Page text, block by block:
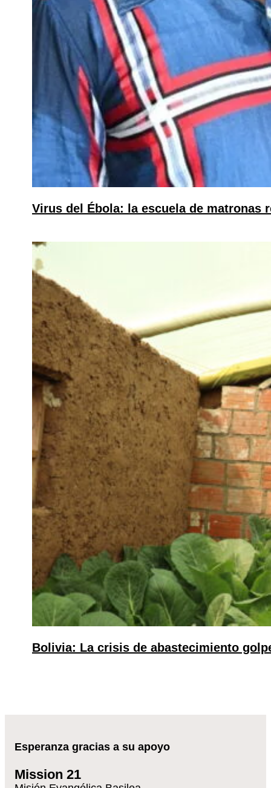
Virus del Ébola: la escuela de matronas
Bolivia: La crisis de abastecimiento
Esperanza gracias a su apoyo
Mission 21